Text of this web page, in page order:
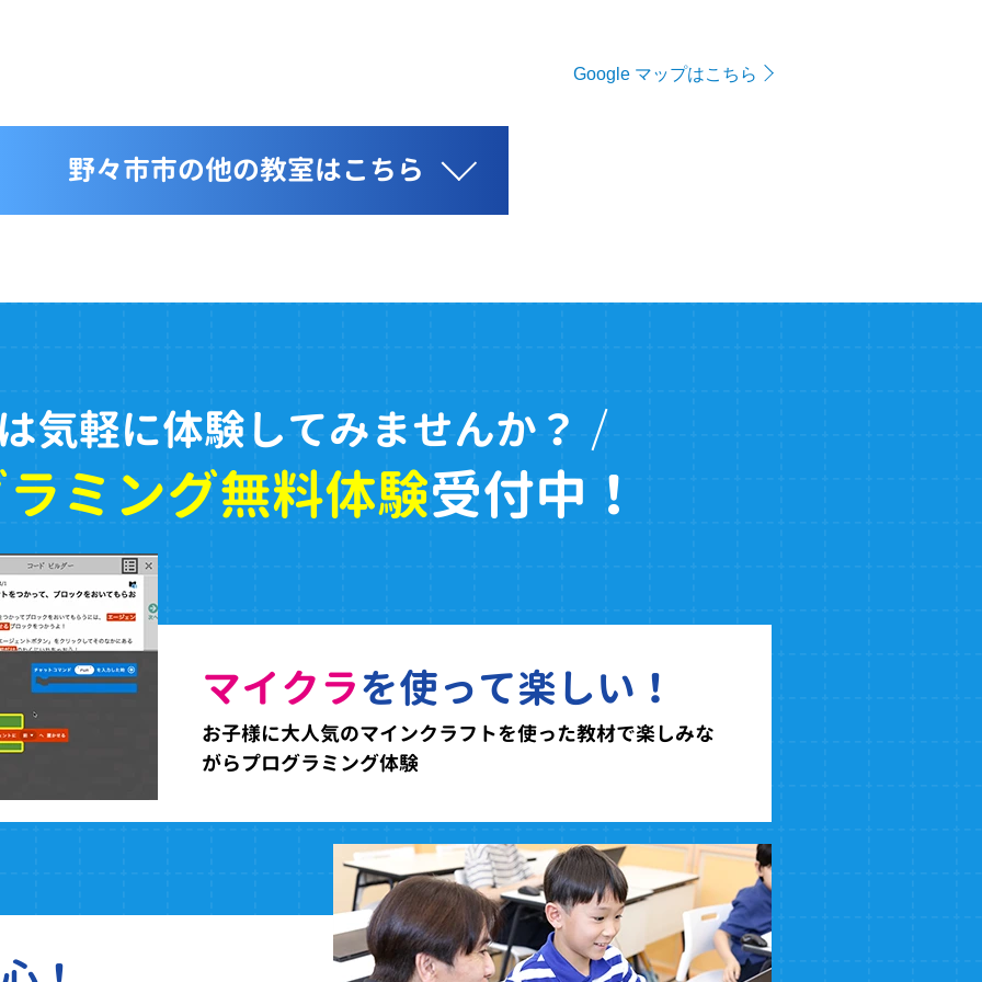
Google マップはこちら
野々市市の他の教室はこちら
気軽に体験してみませんか？
ミング無料体験受付中！
マイクラを使って楽しい！
お子様に大人気のマインクラフトを使った教材で楽しみな
がらプログラミング体験